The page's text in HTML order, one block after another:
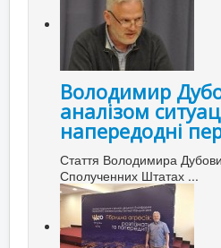
Володимир
аналізом
напередодні
Стаття Володимира
Сполученних Штатах ...